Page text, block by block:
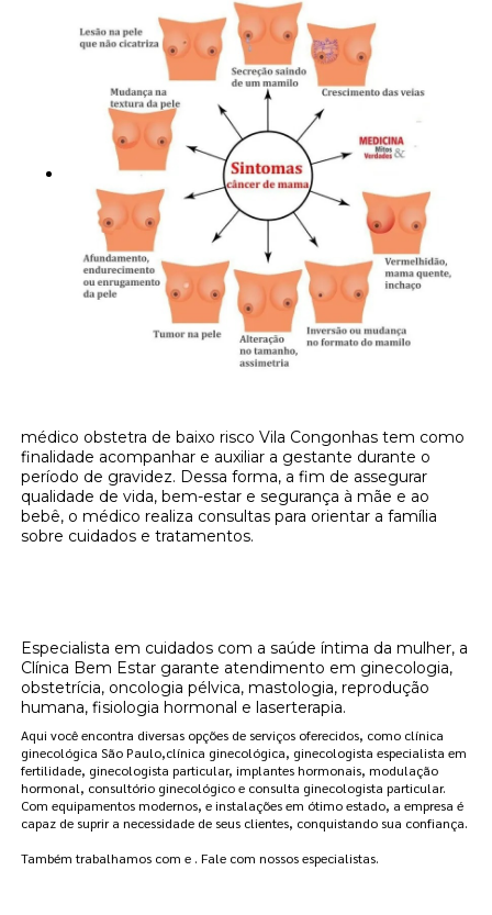
médico obstetra de baixo risco Vila Congonhas tem como
finalidade acompanhar e auxiliar a gestante durante o
período de gravidez. Dessa forma, a fim de assegurar
qualidade de vida, bem-estar e segurança à mãe e ao
bebê, o médico realiza consultas para orientar a família
sobre cuidados e tratamentos.
Especialista em cuidados com a saúde íntima da mulher, a
Clínica Bem Estar garante atendimento em ginecologia,
obstetrícia, oncologia pélvica, mastologia, reprodução
humana, fisiologia hormonal e laserterapia.
Aqui você encontra diversas opções de serviços oferecidos, como clínica
ginecológica São Paulo,clínica ginecológica, ginecologista especialista em
fertilidade, ginecologista particular, implantes hormonais, modulação
hormonal, consultório ginecológico e consulta ginecologista particular.
Com equipamentos modernos, e instalações em ótimo estado, a empresa é
capaz de suprir a necessidade de seus clientes, conquistando sua confiança.
Também trabalhamos com e . Fale com nossos especialistas.